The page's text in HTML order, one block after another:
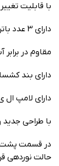
با قابلیت تغییر
دارای 3 عدد باتری لیتیومی اسمال سان 18650
مقاوم در
دارای بند
دارای لامپ ال
با طراحی جدید
حالت نوردهی